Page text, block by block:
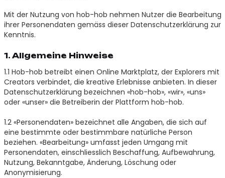
Mit der Nutzung von hob-hob nehmen Nutzer die Bearbeitung
ihrer Personendaten gemäss dieser Datenschutzerklärung zur
Kenntnis.
1. Allgemeine Hinweise
1.1 Hob-hob betreibt einen Online Marktplatz, der Explorers mit
Creators verbindet, die kreative Erlebnisse anbieten. In dieser
Datenschutzerklärung bezeichnen «hob-hob», «wir», «uns»
oder «unser» die Betreiberin der Plattform hob-hob.
1.2 «Personendaten» bezeichnet alle Angaben, die sich auf
eine bestimmte oder bestimmbare natürliche Person
beziehen. «Bearbeitung» umfasst jeden Umgang mit
Personendaten, einschliesslich Beschaffung, Aufbewahrung,
Nutzung, Bekanntgabe, Änderung, Löschung oder
Anonymisierung.